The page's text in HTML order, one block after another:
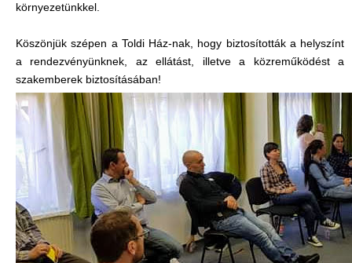
környezetünkkel.
Köszönjük szépen a Toldi Ház-nak, hogy biztosították a helyszínt
a rendezvényünknek, az ellátást, illetve a közreműködést a
szakemberek biztosításában!